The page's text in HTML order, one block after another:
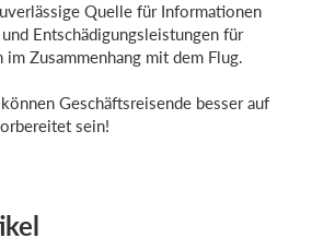
Quelle für Informationen
Entschädigungsleistungen für
Zusammenhang mit dem Flug.
Geschäftsreisende besser auf
sein!